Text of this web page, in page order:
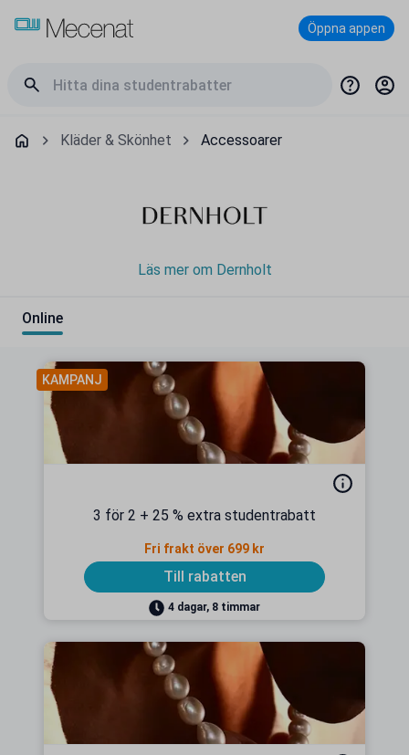
Öppna appen
Kläder & Skönhet Accessoarer
Läs mer om Dernholt
Online
KAMPANJ
3 för 2 + 25 % extra studentrabatt
Fri frakt över 699 kr
Till rabatten
4 dagar, 8 timmar